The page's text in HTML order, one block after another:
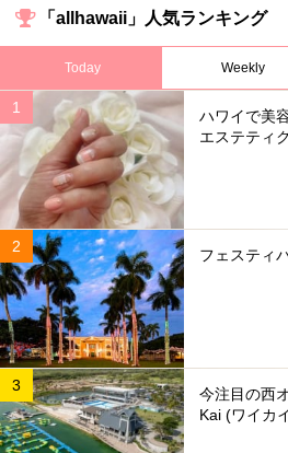
「allhawaii」人気ランキング
Today Weekly
ハワイで美
エステティ
フェスティ
今注目の西
Kai (ワイカ